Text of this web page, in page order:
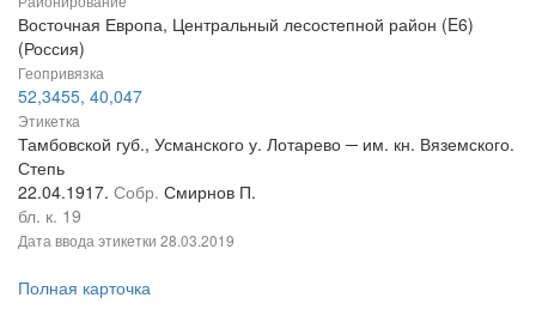
Восточная Европа, Центральный лесостепной район (E6)
(Россия)
Геопривязка
52,3455, 40,047
Этикетка
Тамбовской губ., Усманского у. Лотарево ─ им. кн. Вяземского.
Степь
22.04.1917. Собр. Смирнов П.
бл. к. 19
Дата ввода этикетки 28.03.2019
Полная карточка